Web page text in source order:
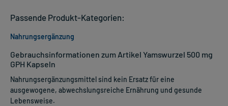
Gebrauchsinformationen zum Artikel Yamswurzel 500 mg
GPH Kapseln
Nahrungsergänzungsmittel sind kein Ersatz für eine
ausgewogene, abwechslungsreiche Ernährung und gesunde
Lebensweise.
Passende Produkt-Kategorien:
Nahrungsergänzung